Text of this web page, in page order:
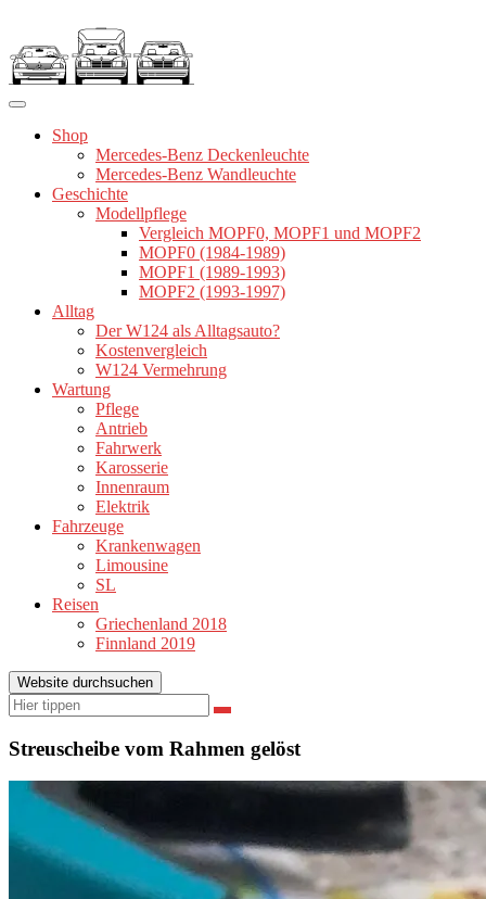
springen
Shop
Mercedes-Benz Deckenleuchte
Mercedes-Benz Wandleuchte
Geschichte
Modellpflege
Vergleich MOPF0, MOPF1 und MOPF2
MOPF0 (1984-1989)
MOPF1 (1989-1993)
MOPF2 (1993-1997)
Alltag
Der W124 als Alltagsauto?
Kostenvergleich
W124 Vermehrung
Wartung
Pflege
Antrieb
Fahrwerk
Karosserie
Innenraum
Elektrik
Fahrzeuge
Krankenwagen
Limousine
SL
Reisen
Griechenland 2018
Finnland 2019
Website durchsuchen
Suchen
nach:
Suchen
Streuscheibe vom Rahmen gelöst